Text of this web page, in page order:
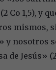
Co 1,5), y
mismos,
y nosotros
de Jesús»